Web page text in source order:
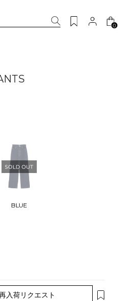
0
BLUE
入荷リクエスト